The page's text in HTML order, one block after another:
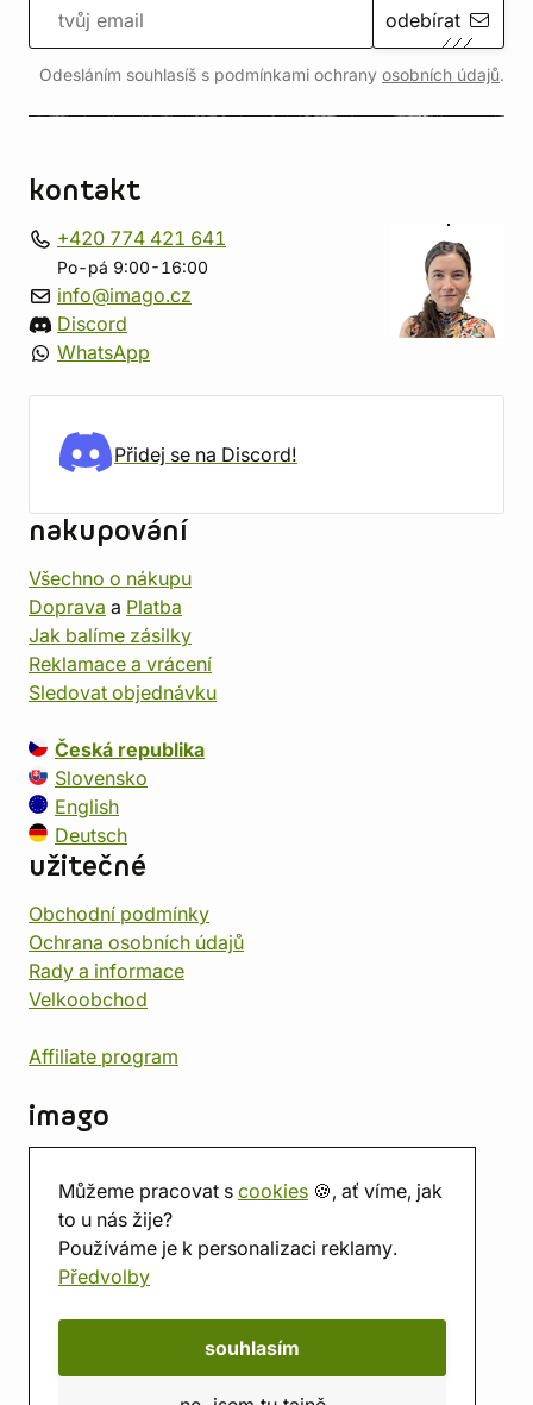
Můžeme pracovat s cookies 🍪, ať víme, jak
to u nás žije?
Používáme je k personalizaci reklamy.
Předvolby
souhlasím
odebírat
Odesláním souhlasíš s podmínkami ochrany osobních údajů.
kontakt
+420 774 421 641
Po-pá 9:00-16:00
info@imago.cz
Discord
WhatsApp
Přidej se na Discord!
nakupování
Všechno o nákupu
Doprava a Platba
Jak balíme zásilky
Reklamace a vrácení
Sledovat objednávku
Česká republika
Slovensko
English
Deutsch
užitečné
Obchodní podmínky
Ochrana osobních údajů
Rady a informace
Velkoobchod
Affiliate program
imago
Prodejna
Herna
O nás
Hodnocení obchodu